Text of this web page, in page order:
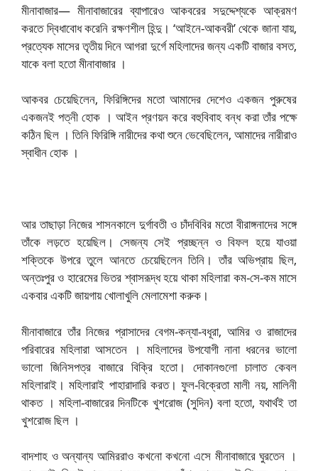
মীনাবাজার— মীনাবাজারের ব্যাপারেও আকবরের সদুদ্দেশ্যকে আক্রমণ
করতে দ্বিধাবোধ করেনি রক্ষণশীল হিন্দু। ‘আইনে-আকবরী’ থেকে জানা যায়,
প্রত্যেক মাসের তৃতীয় দিনে আগরা দুর্গে মহিলাদের জন্য একটি বাজার বসত,
যাকে বলা হতো মীনাবাজার ।
আকবর চেয়েছিলেন, ফিরিঙ্গিদের মতো আমাদের দেশেও একজন পুরুষের
একজনই পত্নী হোক । আইন প্রণয়ন করে বহুবিবাহ বন্ধ করা তাঁর পক্ষে
কঠিন ছিল । তিনি ফিরিঙ্গি নারীদের কথা শুনে ভেবেছিলেন, আমাদের নারীরাও
স্বাধীন হোক ।
আর তাছাড়া নিজের শাসনকালে দুর্গাবতী ও চাঁদবিবির মতো বীরাঙ্গনাদের সঙ্গে
তাঁকে লড়তে হয়েছিল। সেজন্য সেই প্রচ্ছন্ন ও বিফল হয়ে যাওয়া
শক্তিকে উপরে তুলে আনতে চেয়েছিলেন তিনি। তাঁর অভিপ্রায় ছিল,
অন্তঃপুর ও হারেমের ভিতর শ্বাসরূদ্ধ হয়ে থাকা মহিলারা কম-সে-কম মাসে
একবার একটি জায়গায় খোলাখুলি মেলামেশা করুক।
মীনাবাজারে তাঁর নিজের প্রাসাদের বেগম-কন্যা-বধূরা, আমির ও রাজাদের
পরিবারের মহিলারা আসতেন । মহিলাদের উপযোগী নানা ধরনের ভালো
ভালো জিনিসপত্র বাজারে বিক্রি হতো। দোকানগুলো চালাত কেবল
মহিলারাই। মহিলারাই পাহারাদারি করত। ফুল-বিক্রেতা মালী নয়, মালিনী
থাকত । মহিলা-বাজারের দিনটিকে খুশরোজ (সুদিন) বলা হতো, যথার্থই তা
খুশরোজ ছিল ।
বাদশাহ ও অন্যান্য আমিররাও কখনো কখনো এসে মীনাবাজারে ঘুরতেন ।